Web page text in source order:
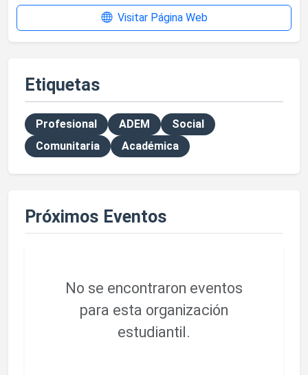
Visitar Página Web
Etiquetas
Profesional ADEM
Social
Comunitaria
Académica
Próximos Eventos
No se encontraron eventos
para esta organización
estudiantil.